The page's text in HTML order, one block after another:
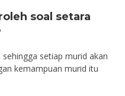
soal setara
setiap murid akan
kemampuan murid itu